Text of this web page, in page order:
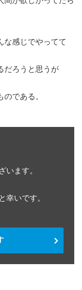
な感じでやってて
だろうと思うが
である。
います。
幸いです。